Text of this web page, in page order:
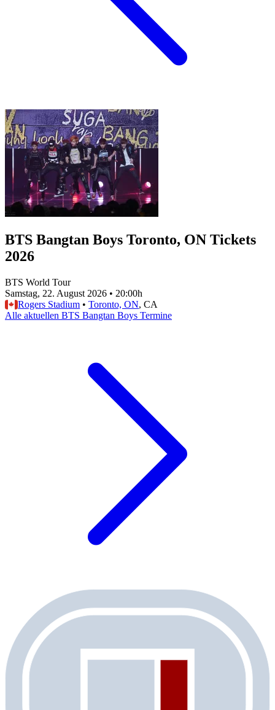
BTS Bangtan Boys Toronto, ON Tickets
2026
BTS World Tour
Samstag, 22. August 2026 • 20:00h
Rogers Stadium • Toronto, ON, CA
Alle aktuellen BTS Bangtan Boys Termine